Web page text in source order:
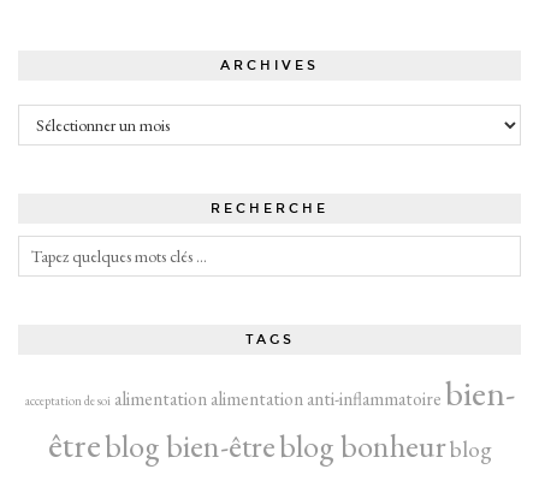
ARCHIVES
Archives
RECHERCHE
TAGS
acceptation de soi alimentation alimentation anti-inflammatoirebien-
êtreblog bien-êtreblog bonheurblog